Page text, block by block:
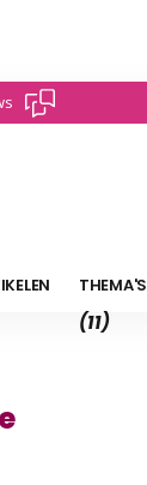
THEMA'S
(11)